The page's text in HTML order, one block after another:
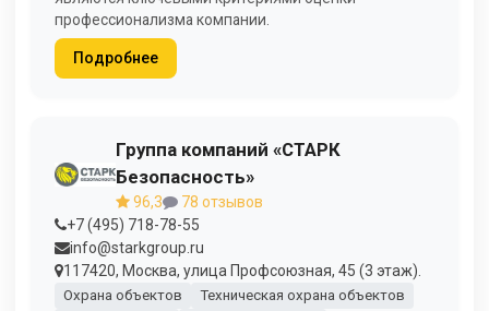
профессионализма компании.
Подробнее
Группа компаний «СТАРК
Безопасность»
96,3
78 отзывов
+7 (495) 718-78-55
info@starkgroup.ru
117420, Москва, улица Профсоюзная, 45 (3 этаж).
Охрана объектов
Техническая охрана объектов